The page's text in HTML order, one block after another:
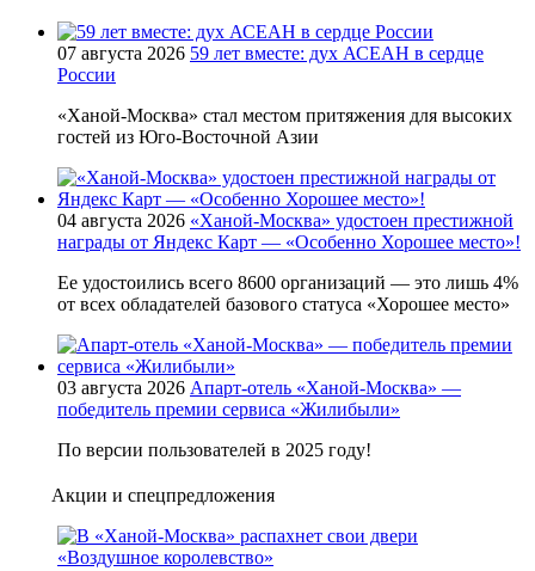
07 августа 2026 59 лет вместе: дух АСЕАН в сердце
России
«Ханой-Москва» стал местом притяжения для высоких
гостей из Юго-Восточной Азии
04 августа 2026 «Ханой-Москва» удостоен престижной
награды от Яндекс Карт — «Особенно Хорошее место»!
Ее удостоились всего 8600 организаций — это лишь 4%
от всех обладателей базового статуса «Хорошее место»
03 августа 2026 Апарт-отель «Ханой-Москва» —
победитель премии сервиса «Жилибыли»
По версии пользователей в 2025 году!
Акции и спецпредложения